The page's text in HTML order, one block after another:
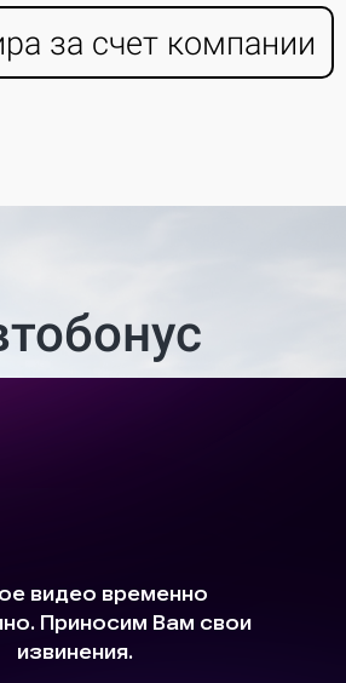
за счет компании